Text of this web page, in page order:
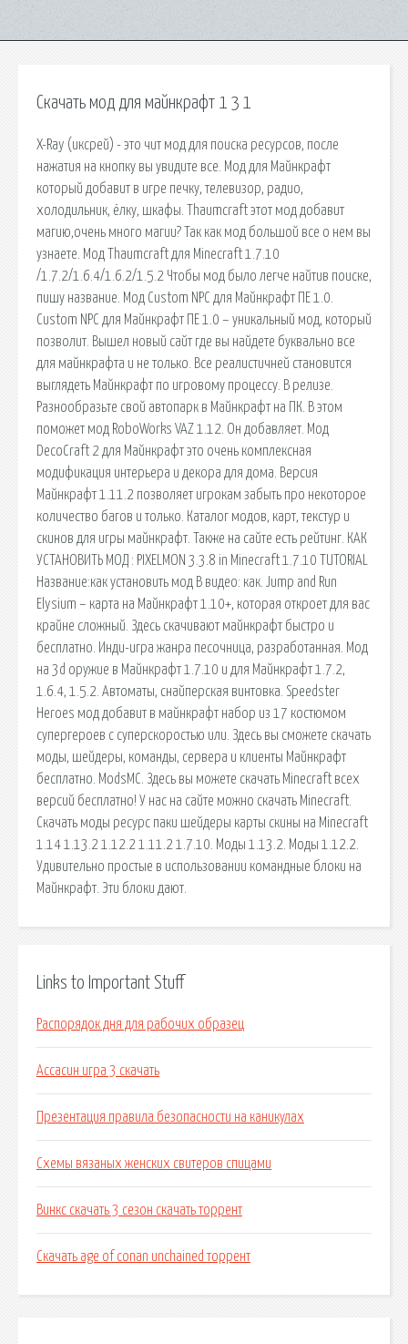
Скачать мод для майнкрафт 1 3 1
X-Ray (иксрей) - это чит мод для поиска ресурсов, после
нажатия на кнопку вы увидите все. Мод для Майнкрафт
который добавит в игре печку, телевизор, радио,
холодильник, ёлку, шкафы. Thaumcraft этот мод добавит
магию,очень много магии? Так как мод большой все о нем вы
узнаете. Мод Thaumcraft для Minecraft 1.7.10
/1.7.2/1.6.4/1.6.2/1.5.2 Чтобы мод было легче найтив поиске,
пишу название. Мод Custom NPC для Майнкрафт ПЕ 1.0.
Custom NPC для Майнкрафт ПЕ 1.0 – уникальный мод, который
позволит. Вышел новый сайт где вы найдете буквально все
для майнкрафта и не только. Все реалистичней становится
выглядеть Майнкрафт по игровому процессу. В релизе.
Разнообразьте свой автопарк в Майнкрафт на ПК. В этом
поможет мод RoboWorks VAZ 1.12. Он добавляет. Мод
DecoCraft 2 для Майнкрафт это очень комплексная
модификация интерьера и декора для дома. Версия
Майнкрафт 1.11.2 позволяет игрокам забыть про некоторое
количество багов и только. Каталог модов, карт, текстур и
скинов для игры майнкрафт. Также на сайте есть рейтинг. КАК
УСТАНОВИТЬ МОД : PIXELMON 3.3.8 in Minecraft 1.7.10 TUTORIAL
Название:как установить мод В видео: как. Jump and Run
Elysium – карта на Майнкрафт 1.10+, которая откроет для вас
крайне сложный. Здесь скачивают майнкрафт быстро и
бесплатно. Инди-игра жанра песочница, разработанная. Мод
на 3d оружие в Майнкрафт 1.7.10 и для Майнкрафт 1.7.2,
1.6.4, 1.5.2. Автоматы, снайперская винтовка. Speedster
Heroes мод добавит в майнкрафт набор из 17 костюмом
супергероев с суперскоростью или. Здесь вы сможете скачать
моды, шейдеры, команды, сервера и клиенты Майнкрафт
бесплатно. ModsMC. Здесь вы можете скачать Minecraft всех
версий бесплатно! У нас на сайте можно скачать Minecraft.
Скачать моды ресурс паки шейдеры карты скины на Minecraft
1.14 1.13.2 1.12.2 1.11.2 1.7.10. Моды 1.13.2. Моды 1.12.2.
Удивительно простые в использовании командные блоки на
Майнкрафт. Эти блоки дают.
Links to Important Stuff
Распорядок дня для рабочих образец
Ассасин игра 3 скачать
Презентация правила безопасности на каникулах
Схемы вязаных женских свитеров спицами
Винкс скачать 3 сезон скачать торрент
Скачать age of conan unchained торрент